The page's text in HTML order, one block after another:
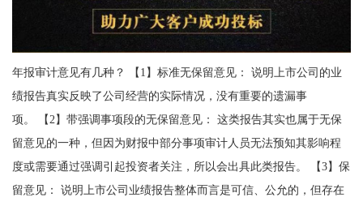
年报审计意见有几种？ 【1】标准无保留意见： 说明上市公司的业
绩报告真实反映了公司经营的实际情况，没有重要的遗漏事
项。 【2】带强调事项段的无保留意见： 这类报告其实也属于无保
留意见的一种，但因为财报中部分事项审计人员无法预知其影响程
度或需要通过强调引起投资者关注，所以会出具此类报告。 【3】保
留意见： 说明上市公司业绩报告整体而言是可信、公允的，但存在